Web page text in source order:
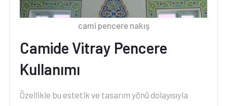
cami pencere nakış
Camide Vitray Pencere
Kullanımı
Özellikle bu estetik ve tasarım yönü dolayısıyla